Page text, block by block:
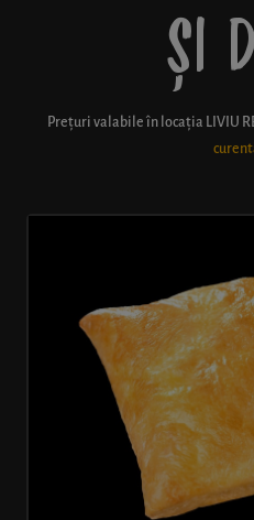
ȘI
Prețuri valabile în locația LIVIU